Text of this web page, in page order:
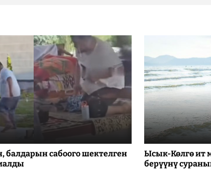
балдарын сабоого шектелген
Ысык-Көлгө ит
берүүнү